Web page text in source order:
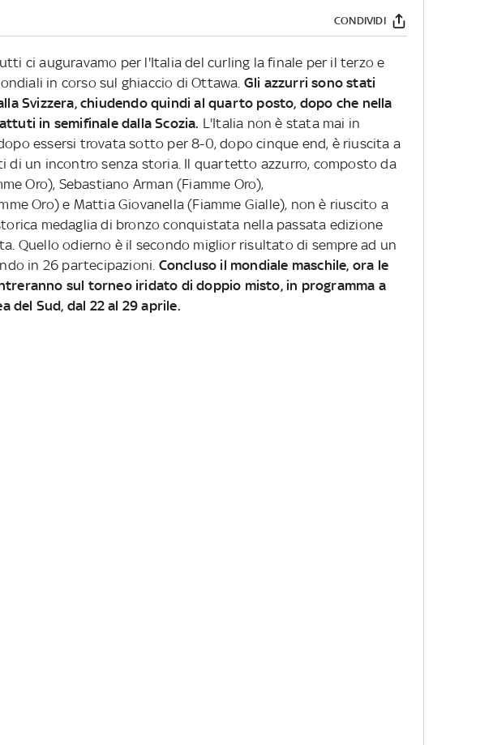
CONDIVIDI
ci auguravamo per l'Italia del curling la finale per il terzo e
in corso sul ghiaccio di Ottawa. Gli azzurri sono stati
Svizzera, chiudendo quindi al quarto posto, dopo che nella
in semifinale dalla Scozia. L'Italia non è stata mai in
essersi trovata sotto per 8-0, dopo cinque end, è riuscita a
di un incontro senza storia. Il quartetto azzurro, composto da
Oro), Sebastiano Arman (Fiamme Oro),
Oro) e Mattia Giovanella (Fiamme Gialle), non è riuscito a
medaglia di bronzo conquistata nella passata edizione
Quello odierno è il secondo miglior risultato di sempre ad un
in 26 partecipazioni. Concluso il mondiale maschile, ora le
sul torneo iridato di doppio misto, in programma a
del Sud, dal 22 al 29 aprile.